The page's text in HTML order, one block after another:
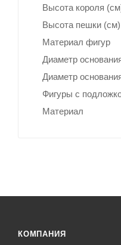
Высота короля
Высота пешки (см)
Материал фигур
Диаметр
Диаметр
Фигуры с
Материал
КОМПАНИЯ